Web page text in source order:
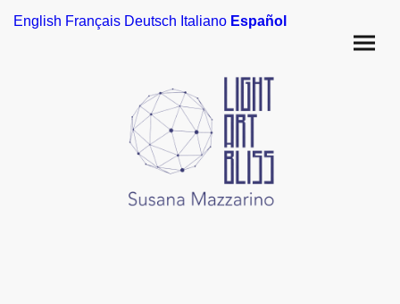
English Français Deutsch Italiano Español